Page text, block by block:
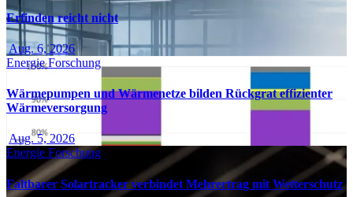
Erfinden reicht nicht
Aug. 6, 2026
EnergieForschung
Wärmepumpen und Wärmenetze bilden Rückgrat effizienter
Wärmeversorgung
Aug. 5, 2026
Energie Forschung
Faltbarer Solartracker verbindet Mehrertrag mit Wetterschutz